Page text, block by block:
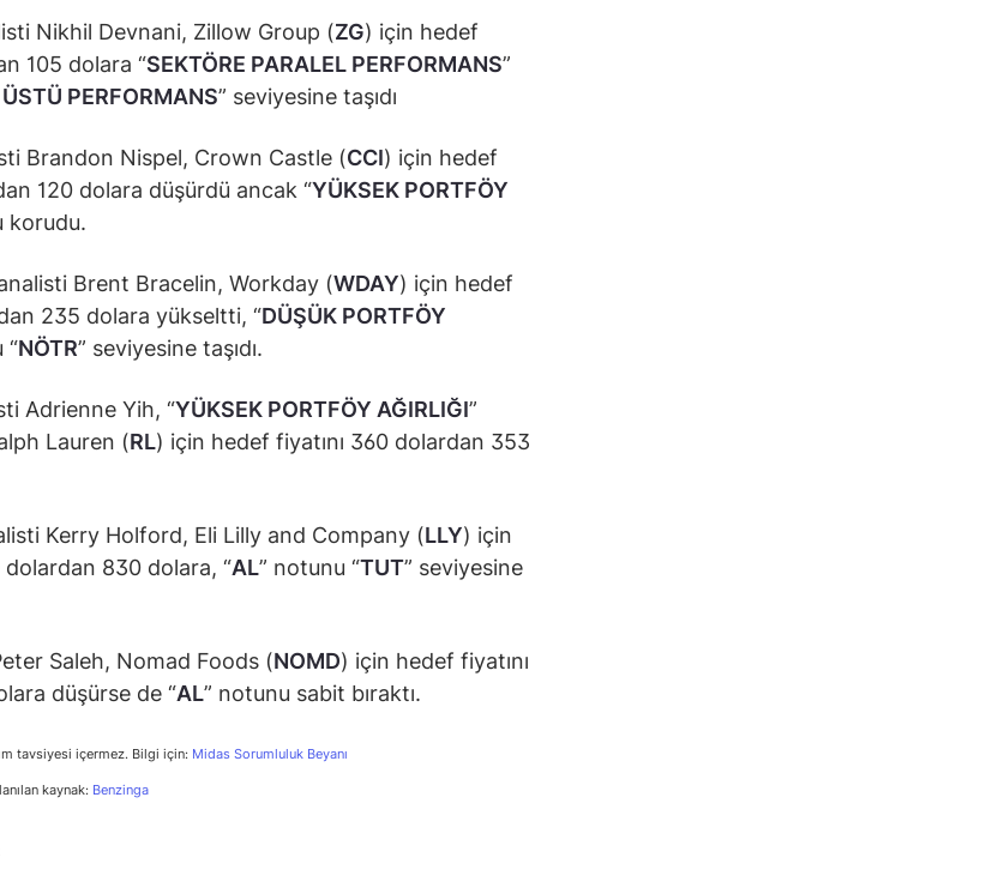
Nikhil Devnani, Zillow Group (ZG) için hedef
105 dolara “SEKTÖRE PARALEL PERFORMANS”
PERFORMANS” seviyesine taşıdı
Brandon Nispel, Crown Castle (CCI) için hedef
120 dolara düşürdü ancak “YÜKSEK PORTFÖY
korudu.
Brent Bracelin, Workday (WDAY) için hedef
235 dolara yükseltti, “DÜŞÜK PORTFÖY
“NÖTR” seviyesine taşıdı.
Adrienne Yih, “YÜKSEK PORTFÖY AĞIRLIĞI”
Lauren (RL) için hedef fiyatını 360 dolardan 353
Kerry Holford, Eli Lilly and Company (LLY) için
dolardan 830 dolara, “AL” notunu “TUT” seviyesine
Saleh, Nomad Foods (NOMD) için hedef fiyatını
düşürse de “AL” notunu sabit bıraktı.
tavsiyesi içermez. Bilgi için: Midas Sorumluluk Beyanı
kaynak: Benzinga